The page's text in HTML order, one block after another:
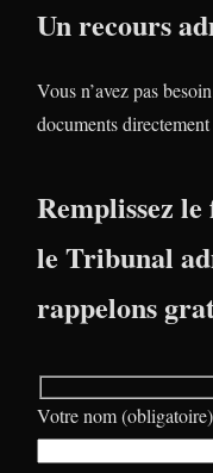
Un recours
Vous n’avez pas
documents
Remplissez
le Tribunal
rappelons
Votre nom (obligatoire)